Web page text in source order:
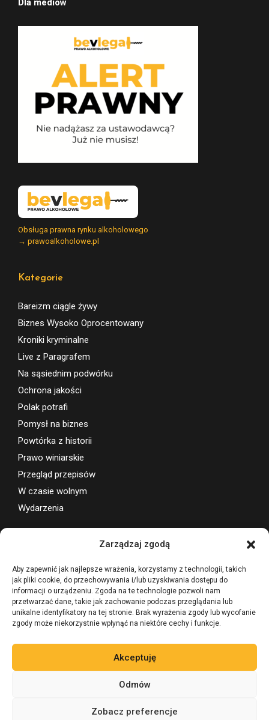
Zarządzaj zgodą
Aby zapewnić jak najlepsze wrażenia, korzystamy z technologii, takich
jak pliki cookie, do przechowywania i/lub uzyskiwania dostępu do
informacji o urządzeniu. Zgoda na te technologie pozwoli nam
przetwarzać dane, takie jak zachowanie podczas przeglądania lub
unikalne identyfikatory na tej stronie. Brak wyrażenia zgody lub wycofanie
zgody może niekorzystnie wpłynąć na niektóre cechy i funkcje.
Akceptuję
Odmów
Zobacz preferencje
Dla mediów
Obsługa prawna rynku alkoholowego
→ prawoalkoholowe.pl
Kategorie
Bareizm ciągle żywy
Biznes Wysoko Oprocentowany
Kroniki kryminalne
Live z Paragrafem
Na sąsiednim podwórku
Ochrona jakości
Polak potrafi
Pomysł na biznes
Powtórka z historii
Prawo winiarskie
Przegląd przepisów
W czasie wolnym
Wydarzenia
©